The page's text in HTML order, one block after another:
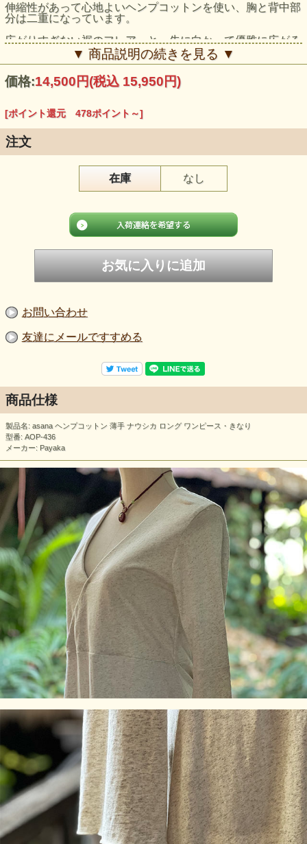
伸縮性があって心地よいヘンプコットンを使い、胸と背中部
分は二重になっています。
広がりすぎない裾のフレアーと、先に向かって優雅に広がる
お袖の形もポイントです。
モデル身長：159cm
▼ 商品説明の続きを見る ▼
価格:14,500円(税込 15,950円)
[ポイント還元 478ポイント～]
注文
在庫 なし
お問い合わせ
友達にメールですすめる
商品仕様
製品名: asana ヘンプコットン 薄手 ナウシカ ロング ワンピース・きなり
型番: AOP-436
メーカー: Payaka